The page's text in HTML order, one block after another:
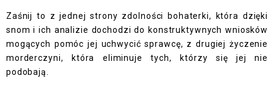
Zaśnij to z jednej strony zdolności bohaterki, która dzięki
snom i ich analizie dochodzi do konstruktywnych wniosków
mogących pomóc jej uchwycić sprawcę, z drugiej życzenie
morderczyni, która eliminuje tych, którzy się jej nie
podobają.